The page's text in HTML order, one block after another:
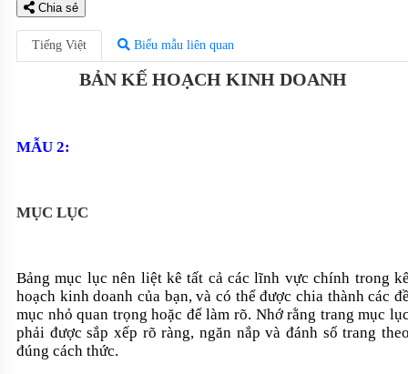
Chia sẻ
Tiếng Việt Biểu mẫu liên quan
BẢN KẾ HOẠCH KINH DOANH
MẪU 2:
MỤC LỤC
Bảng mục lục nên liệt kê tất cả các lĩnh vực chính trong
hoạch kinh doanh của bạn, và có thể được chia thành các
mục nhỏ quan trọng hoặc để làm rõ. Nhớ rằng trang mục
phải được sắp xếp rõ ràng, ngăn nắp và đánh số trang
đúng cách thức.